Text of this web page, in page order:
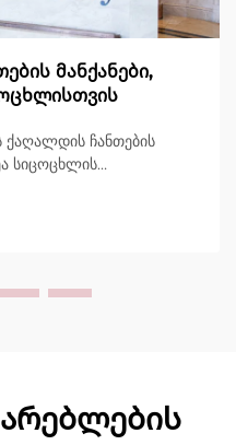
მანქანები,
ჩანთების
სიცოცხლის
გამძლეობის,
შესვენების გამო.